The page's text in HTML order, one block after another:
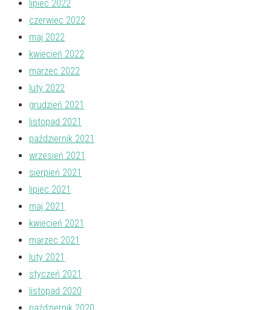
lipiec 2022
czerwiec 2022
maj 2022
kwiecień 2022
marzec 2022
luty 2022
grudzień 2021
listopad 2021
październik 2021
wrzesień 2021
sierpień 2021
lipiec 2021
maj 2021
kwiecień 2021
marzec 2021
luty 2021
styczeń 2021
listopad 2020